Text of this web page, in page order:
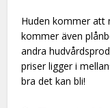
Huden kommer att
kommer även
andra
priser ligger i
bra det kan bli!